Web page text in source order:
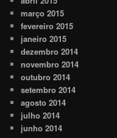
março 2015
fevereiro 2015
janeiro 2015
dezembro 2014
novembro 2014
outubro 2014
setembro 2014
agosto 2014
julho 2014
junho 2014